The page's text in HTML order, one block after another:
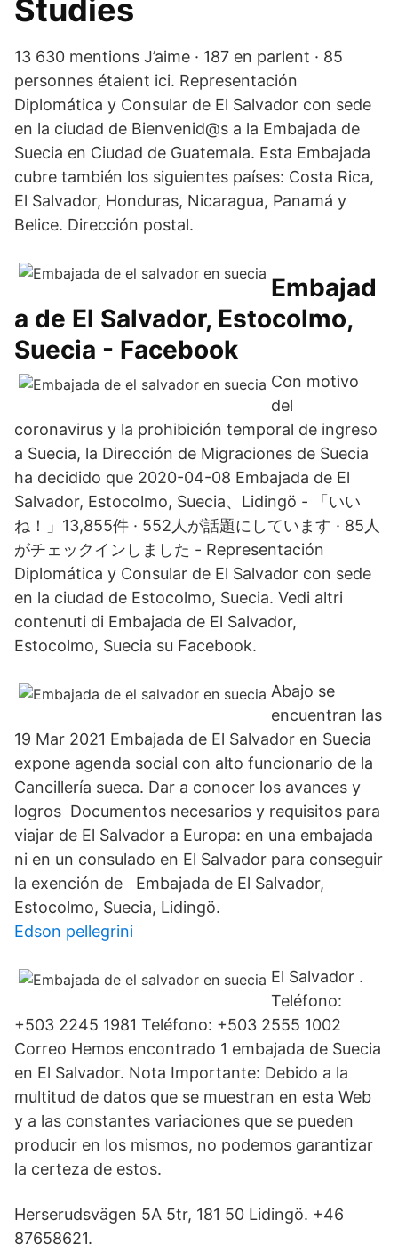
Studies
13 630 mentions J’aime · 187 en parlent · 85
personnes étaient ici. Representación
Diplomática y Consular de El Salvador con sede
en la ciudad de Bienvenid@s a la Embajada de
Suecia en Ciudad de Guatemala. Esta Embajada
cubre también los siguientes países: Costa Rica,
El Salvador, Honduras, Nicaragua, Panamá y
Belice. Dirección postal.
Embajad
a de El Salvador, Estocolmo,
Suecia - Facebook
Con motivo
del
coronavirus y la prohibición temporal de ingreso
a Suecia, la Dirección de Migraciones de Suecia
ha decidido que 2020-04-08 Embajada de El
Salvador, Estocolmo, Suecia、Lidingö - 「いい
ね！」13,855件 · 552人が話題にしています · 85人
がチェックインしました - Representación
Diplomática y Consular de El Salvador con sede
en la ciudad de Estocolmo, Suecia. Vedi altri
contenuti di Embajada de El Salvador,
Estocolmo, Suecia su Facebook.
Abajo se
encuentran las
19 Mar 2021 Embajada de El Salvador en Suecia
expone agenda social con alto funcionario de la
Cancillería sueca. Dar a conocer los avances y
logros Documentos necesarios y requisitos para
viajar de El Salvador a Europa: en una embajada
ni en un consulado en El Salvador para conseguir
la exención de Embajada de El Salvador,
Estocolmo, Suecia, Lidingö.
Edson pellegrini
El Salvador .
Teléfono:
+503 2245 1981 Teléfono: +503 2555 1002
Correo Hemos encontrado 1 embajada de Suecia
en El Salvador. Nota Importante: Debido a la
multitud de datos que se muestran en esta Web
y a las constantes variaciones que se pueden
producir en los mismos, no podemos garantizar
la certeza de estos.
Herserudsvägen 5A 5tr, 181 50 Lidingö. +46
87658621.